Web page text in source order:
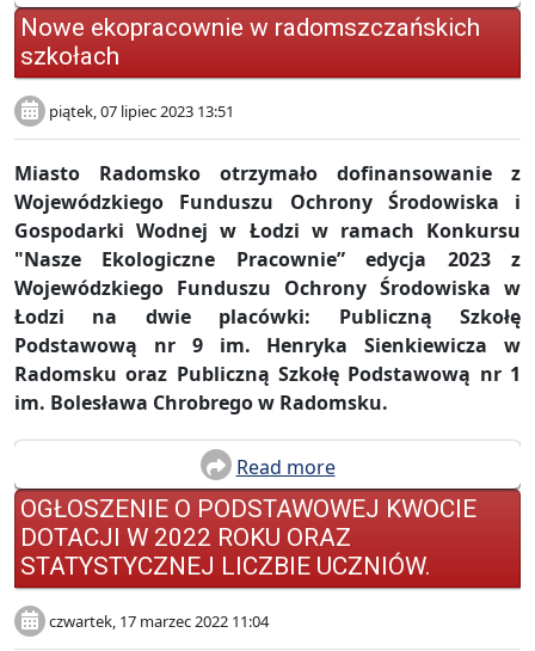
Nowe ekopracownie w radomszczańskich
szkołach
piątek, 07 lipiec 2023 13:51
Miasto Radomsko otrzymało dofinansowanie z
Wojewódzkiego Funduszu Ochrony Środowiska i
Gospodarki Wodnej w Łodzi w ramach Konkursu
"Nasze Ekologiczne Pracownie” edycja 2023 z
Wojewódzkiego Funduszu Ochrony Środowiska w
Łodzi na dwie placówki: Publiczną Szkołę
Podstawową nr 9 im. Henryka Sienkiewicza w
Radomsku oraz Publiczną Szkołę Podstawową nr 1
im. Bolesława Chrobrego w Radomsku.
Read more
OGŁOSZENIE O PODSTAWOWEJ KWOCIE
DOTACJI W 2022 ROKU ORAZ
STATYSTYCZNEJ LICZBIE UCZNIÓW.
czwartek, 17 marzec 2022 11:04